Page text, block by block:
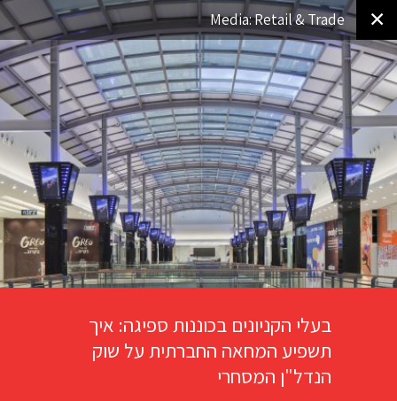
✕
Media: Retail & Trade
בעלי הקניונים בכוננות ספיגה: איך
תשפיע המחאה החברתית על שוק
הנדל"ן המסחרי